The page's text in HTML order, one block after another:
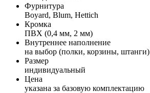
Фурнитура
Boyard, Blum, Hettich
Кромка
ПВХ (0,4 мм, 2 мм)
Внутреннее наполнение
на выбор (полки, корзины, штанги)
Размер
индивидуальный
Цена
указана за базовую комплектацию